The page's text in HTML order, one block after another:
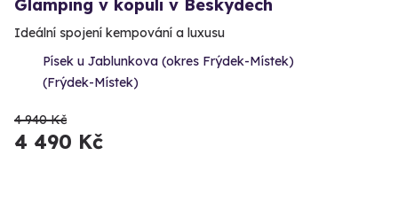
Glamping v kopuli v Beskydech
Ideální spojení kempování a luxusu
Písek u Jablunkova (okres Frýdek-Místek)
(Frýdek-Místek)
4 940 Kč
4 490 Kč